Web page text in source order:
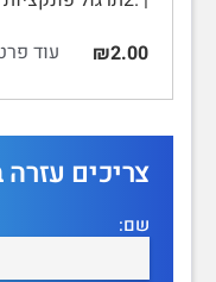
₪2.00
עוד
צריכים
שם: